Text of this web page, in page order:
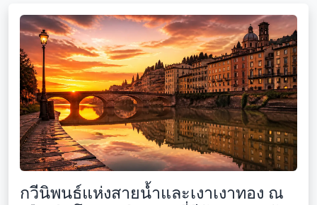
กวีนิพนธ์แห่งสายน้ำและเงาเงาทอง ณ